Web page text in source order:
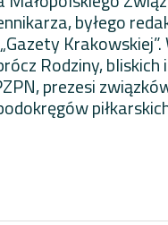
byłego
„Gazety
Rodziny,
prezesi